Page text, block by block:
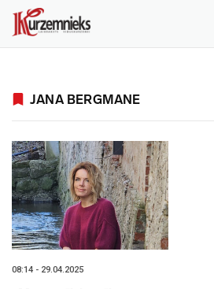
JANA BERGMANE
08:14 - 29.04.2025